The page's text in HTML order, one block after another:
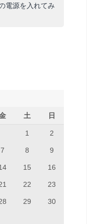
電源を入れてみ
土 日
1 2
7 8 9
15 16
22 23
29 30